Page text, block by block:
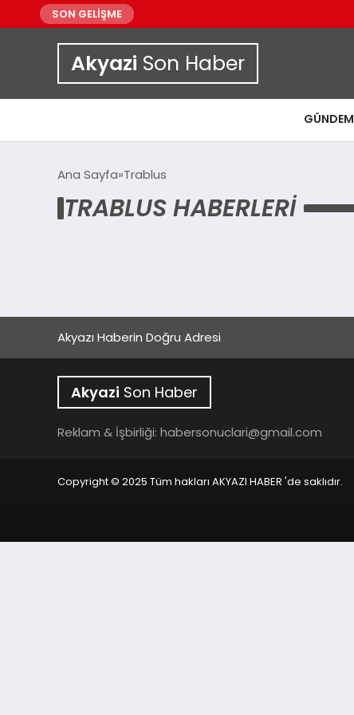
SON GELİŞME
Akyazi Son Haber
GÜNDEM
Ana Sayfa Trablus
TRABLUS HABERLERI
Akyazı Haberin Doğru Adresi
Akyazi Son Haber
Reklam & İşbirliği: habersonuclari@gmail.com
Copyright © 2025 Tüm hakları AKYAZI HABER 'de saklıdır.